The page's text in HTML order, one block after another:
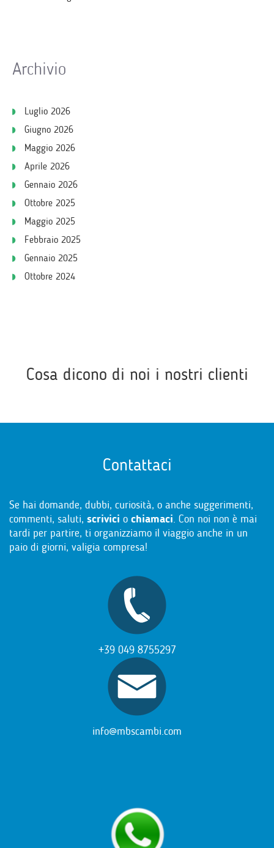
Archivio
Luglio 2026
Giugno 2026
Maggio 2026
Aprile 2026
Gennaio 2026
Ottobre 2025
Maggio 2025
Febbraio 2025
Gennaio 2025
Ottobre 2024
Cosa dicono di noi i nostri clienti
Contattaci
Se hai domande, dubbi, curiosità, o anche suggerimenti,
commenti, saluti, scrivici o chiamaci. Con noi non è mai
tardi per partire, ti organizziamo il viaggio anche in un
paio di giorni, valigia compresa!
+39 049 8755297
info@mbscambi.com